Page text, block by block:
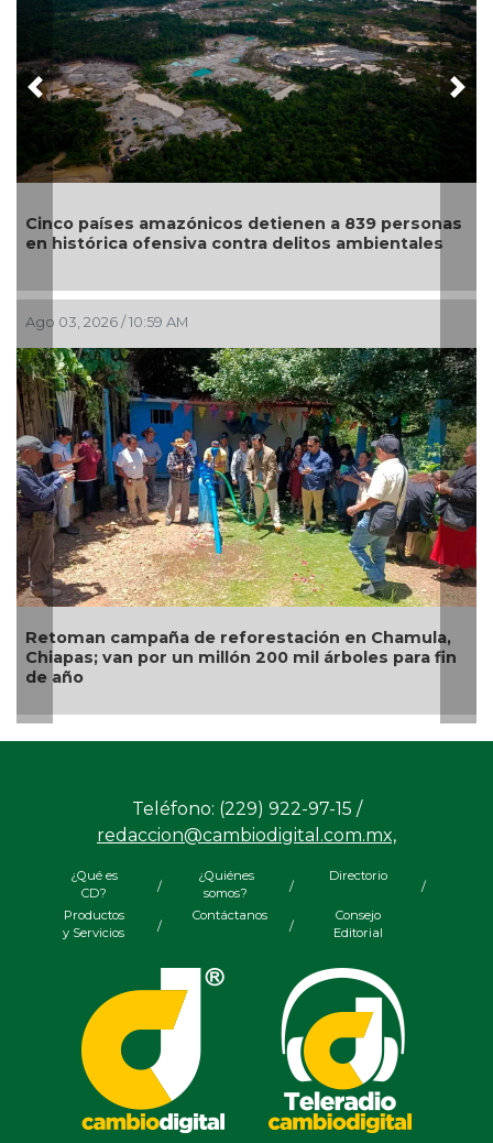
Cinco países amazónicos detienen a 839 personas
en histórica ofensiva contra delitos ambientales
Ago 03, 2026 / 10:59 AM
Retoman campaña de reforestación en Chamula,
Chiapas; van por un millón 200 mil árboles para fin
de año
Previous
Teléfono: (229) 922-97-15 /
redaccion@cambiodigital.com.mx,
¿Qué es
CD?
/
¿Quiénes
somos?
/
Directorio
/
Productos
y Servicios
/
Contáctanos
/
Consejo
Editorial